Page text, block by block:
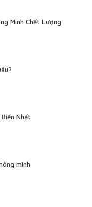
Minh Chất Lượng
Nhất
minh